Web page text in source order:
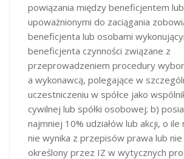
powiązania między beneficjentem
upoważnionymi do zaciągania
beneficjenta lub osobami
beneficjenta czynności związane z
przeprowadzeniem procedury
a wykonawcą, polegające w
uczestniczeniu w spółce jako
cywilnej lub spółki osobowej; b)
najmniej 10% udziałów lub akcji, o ile
nie wynika z przepisów prawa lub nie
określony przez IZ w wytycznych